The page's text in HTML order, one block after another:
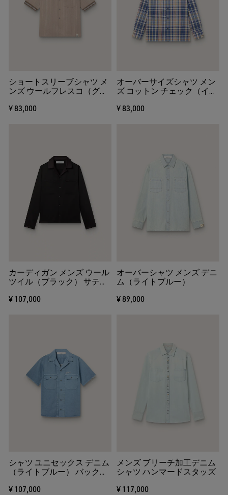
ショートスリーブシャツ メ
ンズ ウールフレスコ（グレ
¥ 83,000
オーバーサイズシャツ メン
ズ コットン チェック（イン
¥ 83,000
カーディガン メンズ ウール
ツイル（ブラック） サテン
¥ 107,000
オーバーシャツ メンズ デニ
ム（ライトブルー）
¥ 89,000
シャツ ユニセックス デニム
（ライトブルー） バック：
¥ 107,000
メンズ ブリーチ加工デニム
シャツ ハンマードスタッズ
¥ 117,000